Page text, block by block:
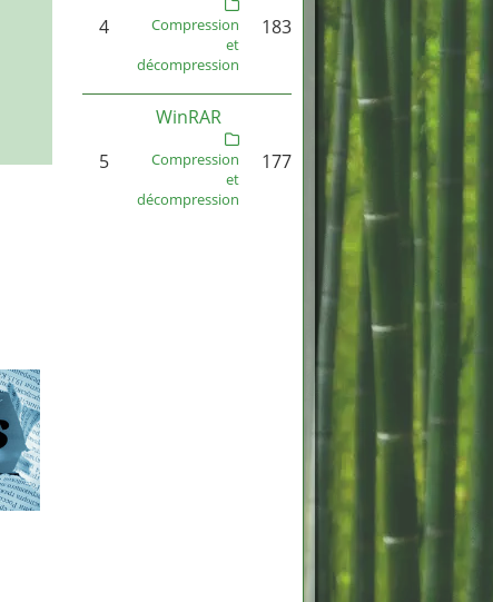
4
Compression
et
décompression
183
5
WinRAR
Compression
et
décompression
177